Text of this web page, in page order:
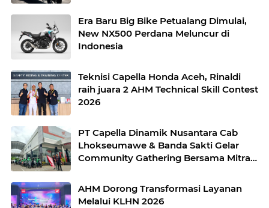
Era Baru Big Bike Petualang Dimulai,
New NX500 Perdana Meluncur di
Indonesia
Teknisi Capella Honda Aceh, Rinaldi
raih juara 2 AHM Technical Skill Contest
2026
PT Capella Dinamik Nusantara Cab
Lhokseumawe & Banda Sakti Gelar
Community Gathering Bersama Mitra
AHM Dorong Transformasi Layanan
Melalui KLHN 2026